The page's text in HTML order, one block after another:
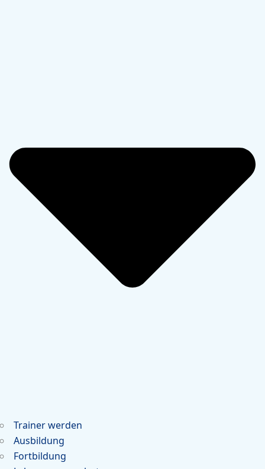
Trainer werden
Ausbildung
Fortbildung